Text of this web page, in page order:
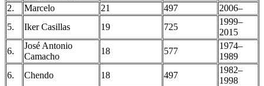
2.
Marcelo 21 497
2006–
5.
Iker Casillas 19 725
1999–
2015
6.
José Antonio
Camacho
18 577
1974–
1989
6.
Chendo 18 497
1982–
1998